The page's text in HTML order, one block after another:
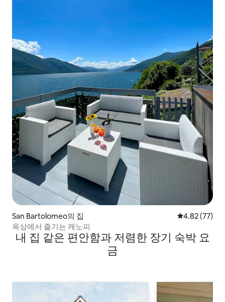
San Bartolomeo의 집 평점 4.82점(5
4.82 (77)
옥상에서 즐기는 캐노피
내 집 같은 편안함과 저렴한 장기 숙박 요
금